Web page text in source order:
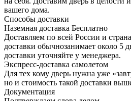
вашего дома.
Способы доставки
Наземная доставка Бесплатно
Доставляем по всей России и
доставки обычнозанимает около 5
доставки уточняйте у менеджера.
Экспресс-доставка самолетом
Для тех кому дверь нужна уже
но и стоимость такой доставки
Документация